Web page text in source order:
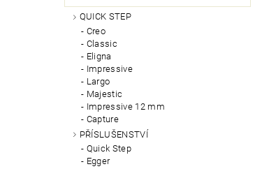
QUICK STEP
Creo
Classic
Eligna
Impressive
Largo
Majestic
Impressive 12 mm
Capture
PŘÍSLUŠENSTVÍ
Quick Step
Egger